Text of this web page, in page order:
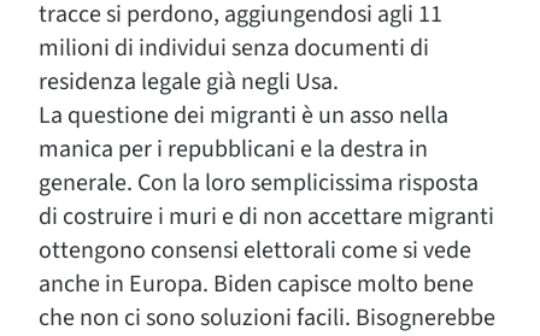
tracce si perdono, aggiungendosi agli 11
milioni di individui senza documenti di
residenza legale già negli Usa.
La questione dei migranti è un asso nella
manica per i repubblicani e la destra in
generale. Con la loro semplicissima risposta
di costruire i muri e di non accettare migranti
ottengono consensi elettorali come si vede
anche in Europa. Biden capisce molto bene
che non ci sono soluzioni facili. Bisognerebbe